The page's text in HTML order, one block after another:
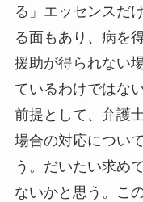
る」エッセンスだ
る面もあり、病を
援助が得られない
ているわけではな
前提として、弁護
場合の対応につい
う。だいたい求め
ないかと思う。こ